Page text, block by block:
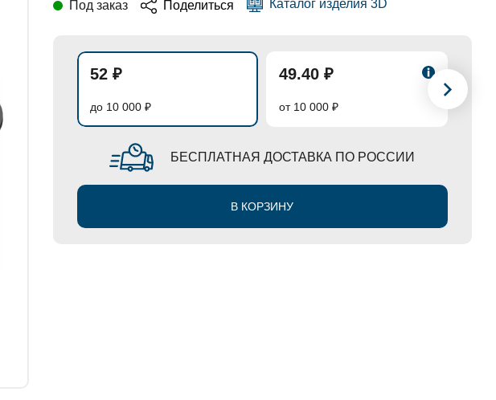
Под заказ Поделиться Каталог изделия 3D
52 ₽
до 10 000 ₽
49.40 ₽
от 10 000 ₽
БЕСПЛАТНАЯ ДОСТАВКА ПО РОССИИ
В КОРЗИНУ